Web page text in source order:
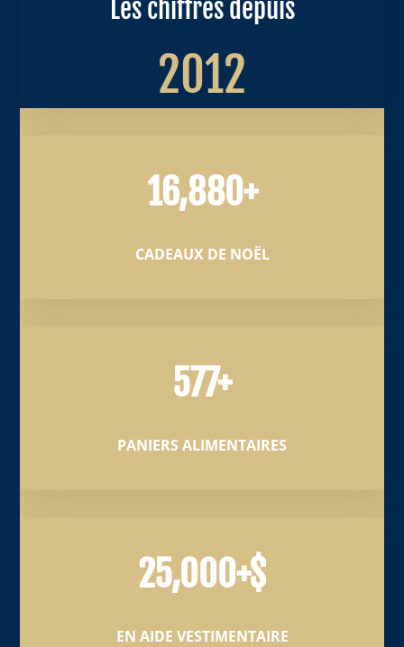
Les chiffres depuis
2012
16,880+
CADEAUX DE NOËL
577+
PANIERS ALIMENTAIRES
25,000+$
EN AIDE VESTIMENTAIRE